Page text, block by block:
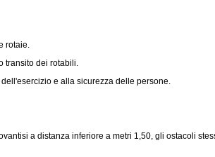
rotaie.
transito dei rotabili.
e alla sicurezza delle persone.
a distanza inferiore a metri 1,50, gli ostacoli